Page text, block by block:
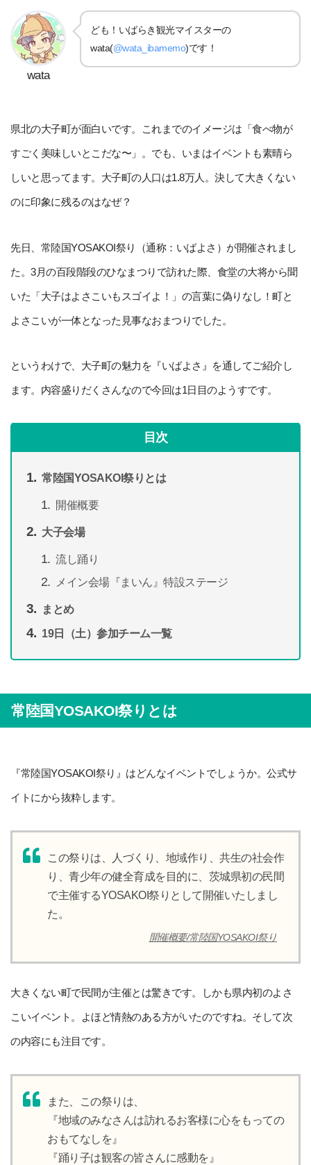
wata
ども！いばらき観光マイスターの
wata(@wata_ibamemo)です！
県北の大子町が面白いです。これまでのイメージは「食べ物が
すごく美味しいとこだな〜」。でも、いまはイベントも素晴ら
しいと思ってます。大子町の人口は1.8万人。決して大きくない
のに印象に残るのはなぜ？
先日、常陸国YOSAKOI祭り（通称：いばよさ）が開催されまし
た。3月の百段階段のひなまつりで訪れた際、食堂の大将から聞
いた「大子はよさこいもスゴイよ！」の言葉に偽りなし！町と
よさこいが一体となった見事なおまつりでした。
というわけで、大子町の魅力を『いばよさ』を通してご紹介し
ます。内容盛りだくさんなので今回は1日目のようすです。
目次
常陸国YOSAKOI祭りとは
開催概要
大子会場
流し踊り
メイン会場『まいん』特設ステージ
まとめ
19日（土）参加チーム一覧
常陸国YOSAKOI祭りとは
『常陸国YOSAKOI祭り』はどんなイベントでしょうか。公式サ
イトにから抜粋します。
この祭りは、人づくり、地域作り、共生の社会作
り、青少年の健全育成を目的に、茨城県初の民間
で主催するYOSAKOI祭りとして開催いたしまし
た。
開催概要/常陸国YOSAKOI祭り
大きくない町で民間が主催とは驚きです。しかも県内初のよさ
こいイベント。よほど情熱のある方がいたのですね。そして次
の内容にも注目です。
また、この祭りは、
『地域のみなさんは訪れるお客様に心をもっての
おもてなしを』
『踊り子は観客の皆さんに感動を』